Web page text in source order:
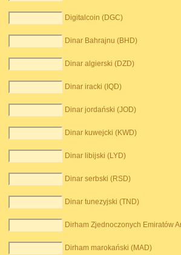
Digitalcoin (DGC)
Dinar Bahrajnu (BHD)
Dinar algierski (DZD)
Dinar iracki (IQD)
Dinar jordański (JOD)
Dinar kuwejcki (KWD)
Dinar libijski (LYD)
Dinar serbski (RSD)
Dinar tunezyjski (TND)
Dirham Zjednoczonych Emiratów
Dirham marokański (MAD)